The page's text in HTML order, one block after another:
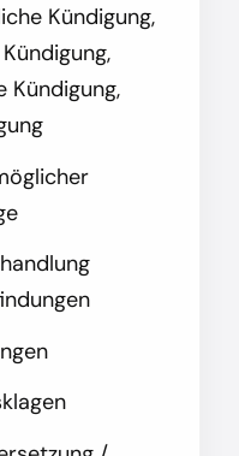
Kündigung,
Kündigung,